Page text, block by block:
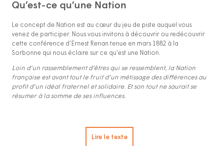
Qu’est-ce qu’une Nation
Le concept de Nation est au cœur du jeu de piste auquel vous
venez de participer. Nous vous invitons à découvrir ou redécouvrir
cette conférence d’Ernest Renan tenue en mars 1882 à la
Sorbonne qui nous éclaire sur ce qu’est une Nation.
Loin d’un rassemblement d’êtres qui se ressemblent, la Nation
française est avant tout le fruit d’un métissage des différences au
profit d’un idéal fraternel et solidaire. Et son tout ne saurait se
résumer à la somme de ses influences.
Lire le texte